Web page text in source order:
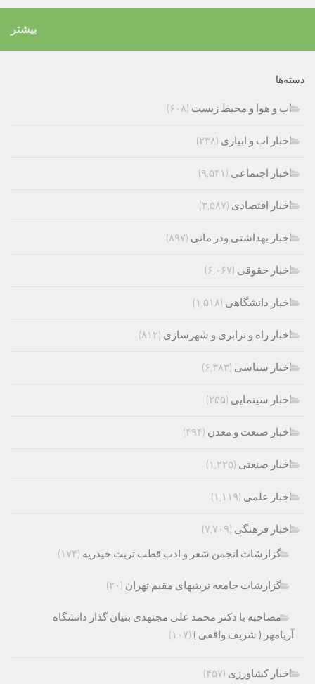
بیشتر
دسته‌ها
اب و هوا و محیط زیست (۶۰۸)
اخبار اب و ابیاری (۲۳۸)
اخبار اجتماعی (۹,۵۴۱)
اخبار اقتصادی (۳,۵۸۷)
اخبار بهداشتی ودر مانی (۸۹۷)
اخبار حقوقی (۶,۰۶۷)
اخبار دانشگاهی (۱,۵۱۸)
اخبار راه و ترابری و شهرسازی (۸۱۲)
اخبار سیاسی (۶,۳۸۳)
اخبار سینمایی (۲۵۵)
اخبار صنعت و معدن (۴۹۴)
اخبار صنعتی (۱,۲۲۵)
اخبار علمی (۱,۱۱۹)
اخبار فرهنگی (۷,۷۰۹)
گزارشات انجمن شعر و ادب قطب تربت حیدریه (۱۷۴)
گزارشات جامعه تربتیهای مقیم تهران (۲۰)
مصاحبه با دکتر محمد علی مجتهدی بنیان گذار دانشگاه
آریامهر ( شریف واقفی ) (۱۰۷)
اخبار کشاورزی (۴۵۷)